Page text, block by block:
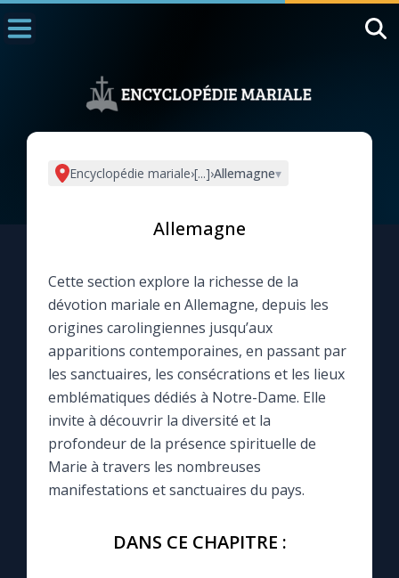
L'actualité de la semaine
La chaîne Youtube
La newsletter
La vidéo de la semaine
Le compte Tiktok
Le magazine
Le site internet
Encyclopédie mariale›[...]›Allemagne▾
Allemagne
Cette section explore la richesse de la
dévotion mariale en Allemagne, depuis les
origines carolingiennes jusqu’aux
apparitions contemporaines, en passant par
les sanctuaires, les consécrations et les lieux
emblématiques dédiés à Notre-Dame. Elle
invite à découvrir la diversité et la
profondeur de la présence spirituelle de
Marie à travers les nombreuses
manifestations et sanctuaires du pays.
DANS CE CHAPITRE :